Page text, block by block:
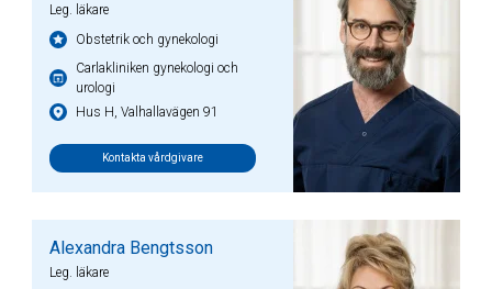
Leg. läkare
Obstetrik och gynekologi
Carlakliniken gynekologi och
urologi
Hus H, Valhallavägen 91
Kontakta vårdgivare
Alexandra Bengtsson
Leg. läkare